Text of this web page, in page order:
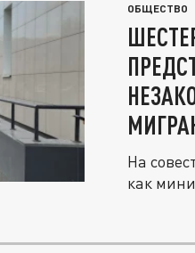
ОБЩЕСТВО
На
как